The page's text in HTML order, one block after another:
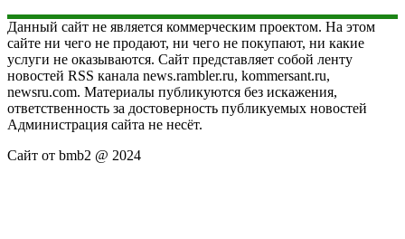
Данный сайт не является коммерческим проектом. На этом
сайте ни чего не продают, ни чего не покупают, ни какие
услуги не оказываются. Сайт представляет собой ленту
новостей RSS канала news.rambler.ru, kommersant.ru,
newsru.com. Материалы публикуются без искажения,
ответственность за достоверность публикуемых новостей
Администрация сайта не несёт.
Сайт от bmb2 @ 2024